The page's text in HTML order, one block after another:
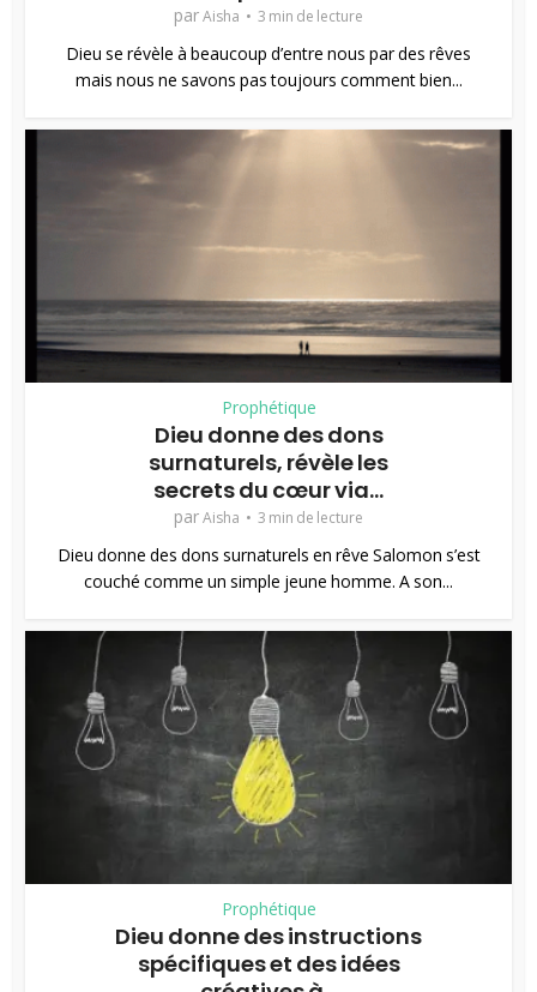
parAisha 3 min de lecture
Dieu se révèle à beaucoup d’entre nous par des rêves
mais nous ne savons pas toujours comment bien...
Prophétique
Dieu donne des dons
surnaturels, révèle les
secrets du cœur via...
parAisha 3 min de lecture
Dieu donne des dons surnaturels en rêve Salomon s’est
couché comme un simple jeune homme. A son...
Prophétique
Dieu donne des instructions
spécifiques et des idées